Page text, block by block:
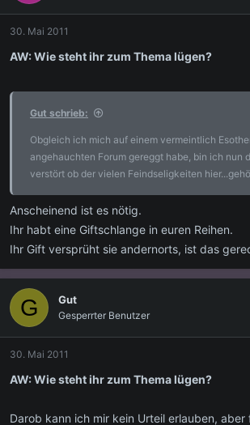
30. Mai 2011
AW: Wie steht ihr zum Thema lügen?
Gut schrieb:
Obgleich ich mich auf einem vermeintlich
angehauchten Forum gereggt habe, bin ich nun
verstört ob der vielen Feindseligkeiten
Anscheinend ist es nötig.
Ihr habt eine Giftschlange in euren Reihen.
Ihr Gift versprüht sie andernorts, ist das
G Gut
Gesperrter Benutzer
30. Mai 2011
AW: Wie steht ihr zum Thema lügen?
Darob kann ich mir kein Urteil erlauben,